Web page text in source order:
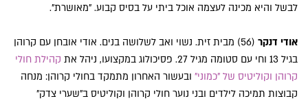
לבשל והיא מכינה לעצמה אוכל ביתי על בסיס קבוע. "מאושרת".
אודי דנקר
(56) מבית זית. נשוי ואב לשלושה בנים. אודי אובחן עם קרוהן
בגיל 13 וחי עם סטומה מגיל 27. פסיכולוג במקצועו, ניהל את
קהילת חולי
קרוהן וקוליטיס של "כמוני" ובעשור האחרון מתמקד בחולי קרוהן: מנחה
קבוצות תמיכה לילדים ובני נוער חולי קרוהן וקוליטיס ב"שערי צדק"